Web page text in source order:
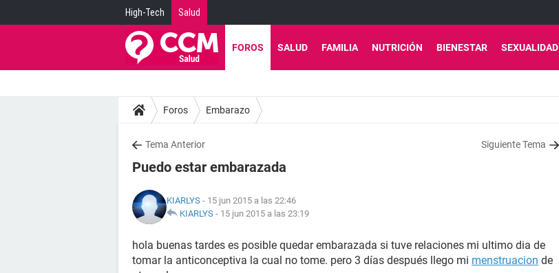
High-Tech Salud
FOROS SALUD FAMILIA NUTRICIÓN BIENESTAR SEXUALIDAD
Foros Embarazo
Tema Anterior Siguiente Tema
Puedo estar embarazada
KIARLYS - 15 jun 2015 a las 22:46
KIARLYS - 15 jun 2015 a las 23:19
hola buenas tardes es posible quedar embarazada si tuve relaciones mi ultimo dia de
tomar la anticonceptiva la cual no tome. pero 3 días después llego mi menstruacion de